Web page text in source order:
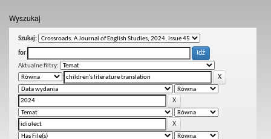
Wyszukaj
Szukaj:
for
Aktualne filtry: